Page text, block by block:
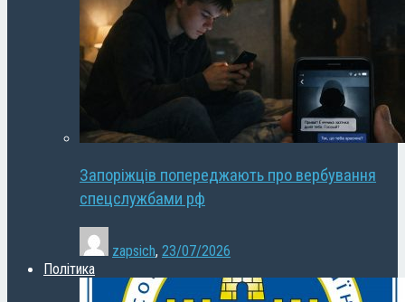
Запоріжців попереджають про вербування
спецслужбами рф
zapsich, 23/07/2026
Політика